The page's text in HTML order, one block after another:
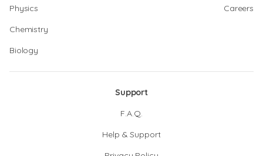
Physics
Chemistry
Biology
Careers
Support
F.A.Q.
Help & Support